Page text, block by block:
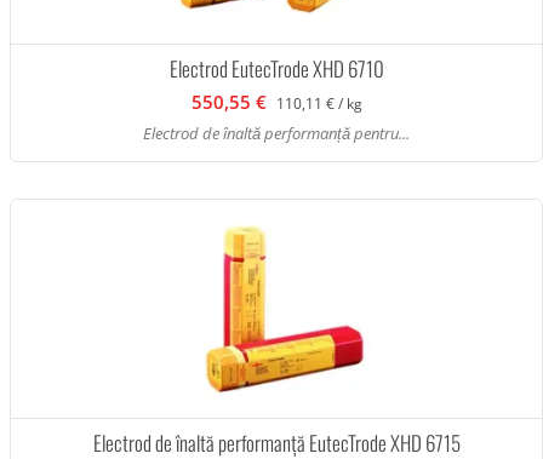
Electrod EutecTrode XHD 6710
550,55 € 110,11 € / kg
Electrod de înaltă performanță pentru...
Electrod de înaltă performanță EutecTrode XHD 6715